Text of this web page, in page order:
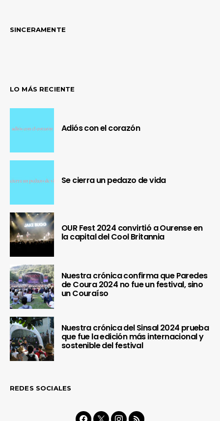
SINCERAMENTE
LO MÁS RECIENTE
Adiós con el corazón
Se cierra un pedazo de vida
OUR Fest 2024 convirtió a Ourense en
la capital del Cool Britannia
Nuestra crónica confirma que Paredes
de Coura 2024 no fue un festival, sino
un Couraíso
Nuestra crónica del Sinsal 2024 prueba
que fue la edición más internacional y
sostenible del festival
REDES SOCIALES